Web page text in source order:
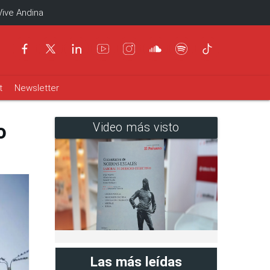
Andina
Newsletter
Video más visto
Las más leídas